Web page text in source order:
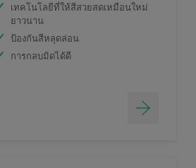
เทคโนโลยีที่ให้สีสวยสดเหมือนใหม่
ยาวนาน
ป้องกันสีหลุดล่อน
การกลบมิดได้ดี